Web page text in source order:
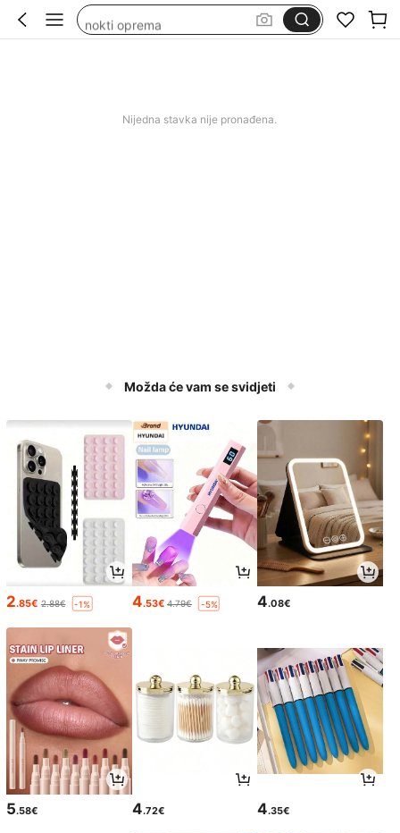
nokti oprema
Nijedna stavka nije pronađena.
Možda će vam se svidjeti
2.85€ 2.88€ -1% 4.53€ 4.79€ -5% 4.08€
5.58€ 4.72€ 4.35€